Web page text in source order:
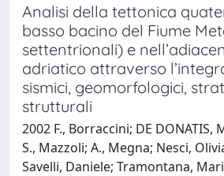
Analisi della tettonica
basso bacino del Fiume
settentrionali) e
adriatico attraverso
sismici, geomorfologici,
strutturali
2002 F., Borraccini; DE DONATIS,
S., Mazzoli; A., Megna; Nesci,
Savelli, Daniele; Tramontana,